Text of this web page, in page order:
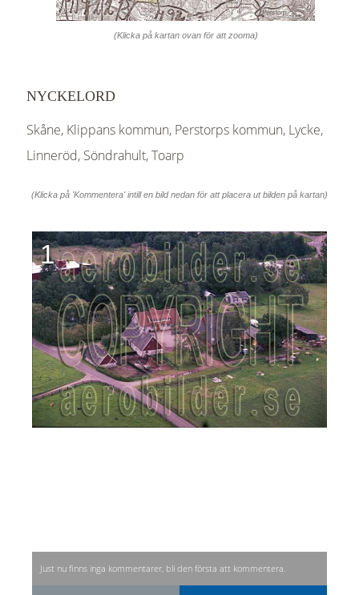
(Klicka på kartan ovan för att zooma)
NYCKELORD
Skåne, Klippans kommun, Perstorps kommun, Lycke,
Linneröd, Söndrahult, Toarp
(Klicka på 'Kommentera' intill en bild nedan för att placera ut bilden på kartan)
1
Just nu finns inga kommentarer, bli den första att kommentera.